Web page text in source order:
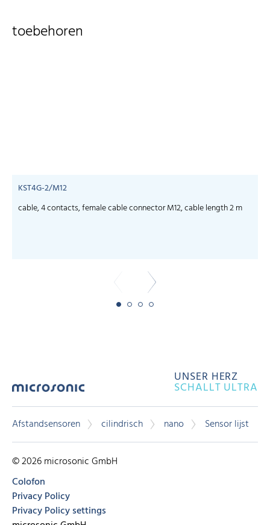
toebehoren
KST4G-2/M12
cable, 4 contacts, female cable connector M12, cable length 2 m
UNSER HERZ
SCHALLT ULTRA
Afstandsensoren cilindrisch nano Sensor lijst
© 2026 microsonic GmbH
Colofon
Privacy Policy
Privacy Policy settings